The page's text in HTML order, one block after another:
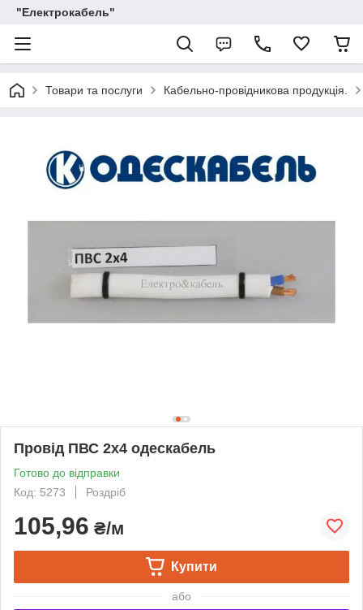
"Електрокабель"
Товари та послуги Кабельно-провідникова продукція.
Провід ПВС 2х4 одескабель
Готово до відправки
Код: 5273
Роздріб
105,96 ₴/м
Купити
або